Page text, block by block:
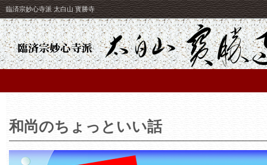
臨済宗妙心寺派 太白山 寳勝寺
和尚のちょっといい話